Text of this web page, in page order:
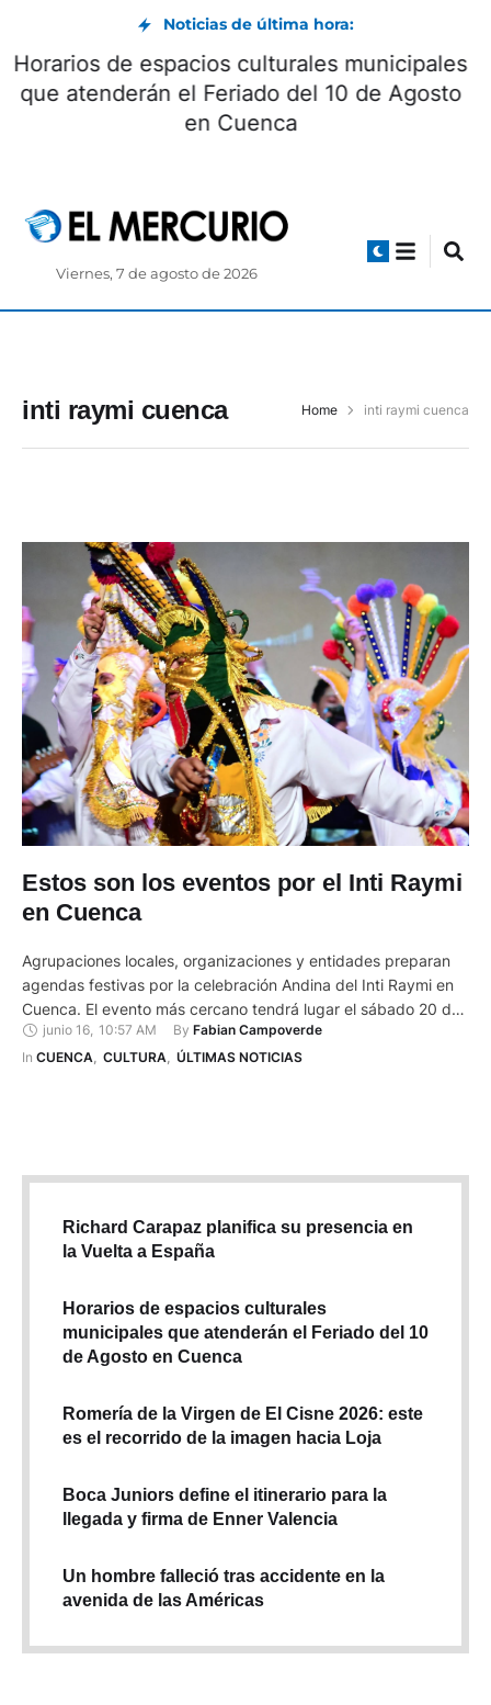
Noticias de última hora:
Horarios de espacios culturales municipales
que atenderán el Feriado del 10 de Agosto
en Cuenca
Viernes, 7 de agosto de 2026
inti raymi cuenca Home inti raymi cuenca
Estos son los eventos por el Inti Raymi
en Cuenca
Agrupaciones locales, organizaciones y entidades preparan
agendas festivas por la celebración Andina del Inti Raymi en
Cuenca. El evento más cercano tendrá lugar el sábado 20 de
junio de 2026, desde las 09:00, en el Museo de la Ciudad,
antigua Escuela Central y ha sido denominado ‘Inti Raymi
junio 16, 10:57 AM By Fabian Campoverde
In CUENCA, CULTURA, ÚLTIMAS NOTICIAS
Richard Carapaz planifica su presencia en
la Vuelta a España
Horarios de espacios culturales
municipales que atenderán el Feriado del 10
de Agosto en Cuenca
Romería de la Virgen de El Cisne 2026: este
es el recorrido de la imagen hacia Loja
Boca Juniors define el itinerario para la
llegada y firma de Enner Valencia
Un hombre falleció tras accidente en la
avenida de las Américas